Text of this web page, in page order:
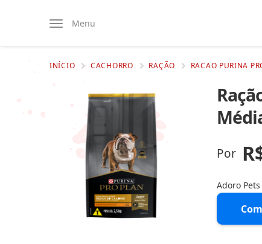
Menu
INÍCIO CACHORRO RAÇÃO RACAO PURINA
Por
Adoro